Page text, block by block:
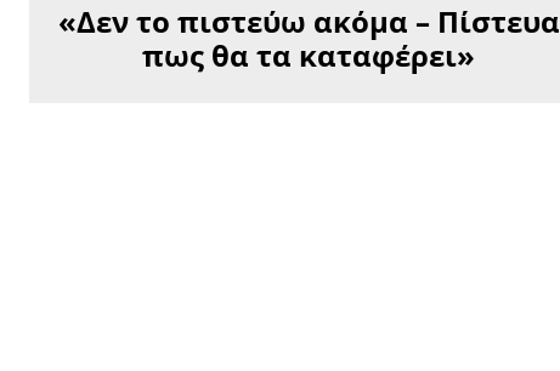
«Δεν το πιστεύω ακόμα – Πίστευα
πως θα τα καταφέρει»